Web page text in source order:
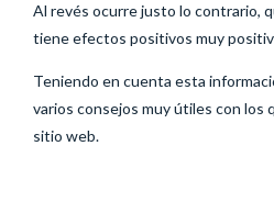
Al revés ocurre justo lo contrario,
tiene efectos positivos muy
Teniendo en cuenta esta
varios consejos muy útiles con los
sitio web.